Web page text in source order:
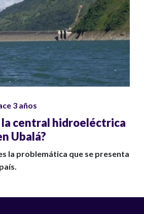
3 años
la central hidroeléctrica
Ubalá?
la problemática que se presenta